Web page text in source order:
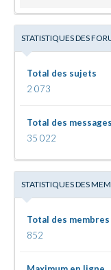
STATISTIQUES DES
Total des sujets
2 073
Total des messages
35 022
STATISTIQUES DES
Total des membres
852